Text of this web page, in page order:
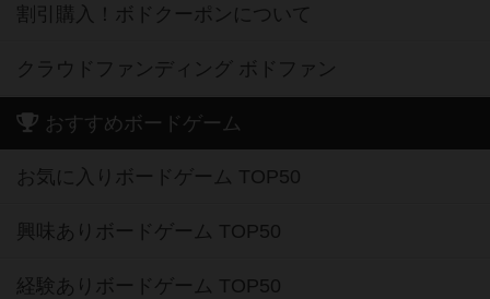
割引購入！ボドクーポンについて
クラウドファンディング ボドファン
おすすめボードゲーム
お気に入りボードゲーム TOP50
興味ありボードゲーム TOP50
経験ありボードゲーム TOP50